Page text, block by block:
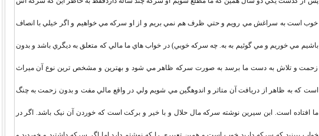
خوب است به سراغش مي رويم و حتي ظرف هم نمي بريم و از او سرکه مي خواهيم و اگر خيلي با انصاف
باشيم مي خوريم و مي گوئيم به به. چه سرکه خوبي) در خواب هاي ما مالي که متعلق به ديگري باشد و بدون
زحمت و تلاش به دست ما برسد به صورت سرکه ظاهر مي شود و بهترين و مشخص ترين نوع آن ميراث
است که به ظاهر از دريافت آن متاثر و اندوهگين مي شويم ولي در واقع مالي مفت و بدون زحمت به چنگ
ما افتاده است. ابن سيرين نوشته سرکه مال حلال و با خير و برکت است که خوردن آن نيک باشد. اگر در